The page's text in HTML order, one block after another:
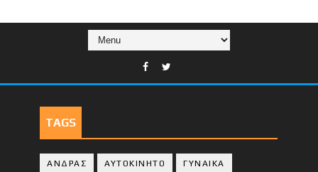
TAGS
ΑΝΔΡΑΣ ΑΥΤΟΚΙΝΗΤΟ ΓΥΝΑΙΚΑ